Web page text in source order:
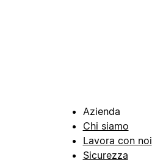
Azienda
Chi siamo
Lavora con noi
Sicurezza